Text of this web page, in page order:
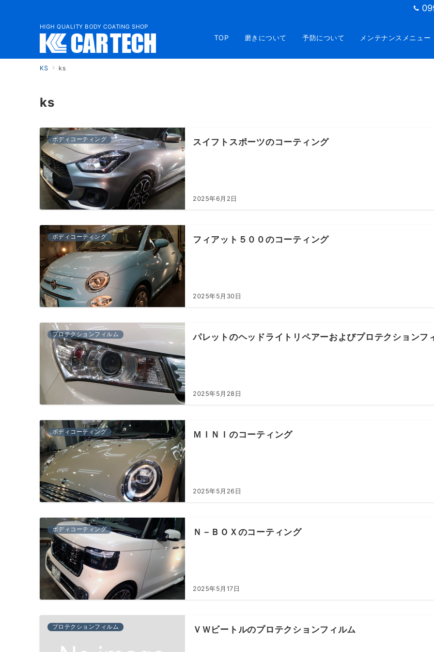
HIGH QUALITY BODY COATING SHOP
TOP 磨きについて 予防について メンテナンスメニュー
KS ks
ks
ボディコーティング スイフトスポーツのコーティング
2025年6月2日
ボディコーティング フィアット５００のコーティング
2025年5月30日
プロテクションフィルム パレットのヘッドライトリペアーおよびプロテクションフ
2025年5月28日
ボディコーティング ＭＩＮＩのコーティング
2025年5月26日
ボディコーティング Ｎ－ＢＯＸのコーティング
2025年5月17日
プロテクションフィルム ＶＷビートルのプロテクションフィルム